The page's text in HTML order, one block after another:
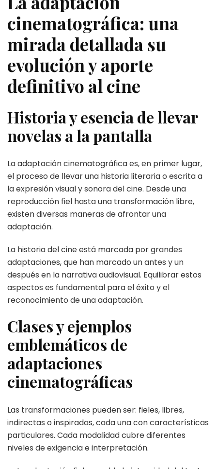
cinematográfica: una
mirada detallada su
evolución y aporte
definitivo al cine
Historia y esencia de llevar
novelas a la pantalla
La adaptación cinematográfica es, en primer lugar,
el proceso de llevar una historia literaria o escrita a
la expresión visual y sonora del cine. Desde una
reproducción fiel hasta una transformación libre,
existen diversas maneras de afrontar una
adaptación.
La historia del cine está marcada por grandes
adaptaciones, que han marcado un antes y un
después en la narrativa audiovisual. Equilibrar estos
aspectos es fundamental para el éxito y el
reconocimiento de una adaptación.
Clases y ejemplos
emblemáticos de
adaptaciones
cinematográficas
Las transformaciones pueden ser: fieles, libres,
indirectas o inspiradas, cada una con características
particulares. Cada modalidad cubre diferentes
niveles de exigencia e interpretación.